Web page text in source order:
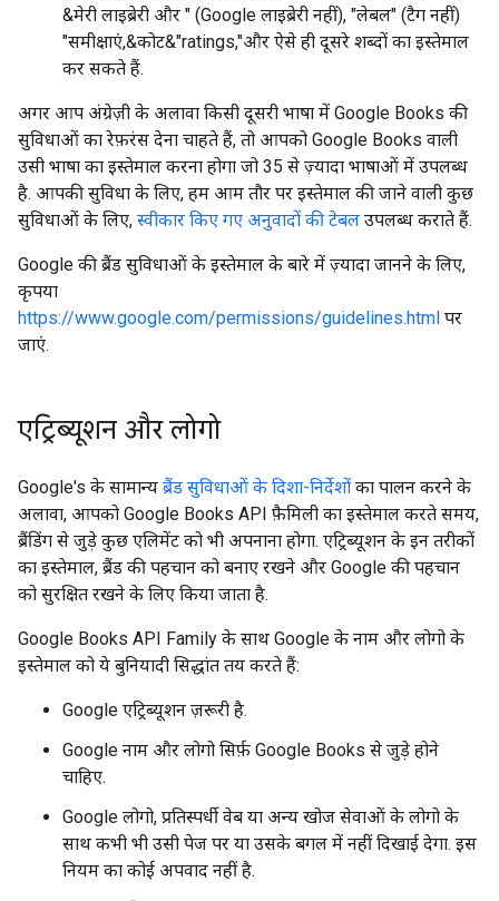
&मेरी लाइब्रेरी और " (Google लाइब्रेरी नहीं), "लेबल" (टैग नहीं)
"समीक्षाएं,&कोट&"ratings,"और ऐसे ही दूसरे शब्दों का इस्तेमाल
कर सकते हैं.
अगर आप अंग्रेज़ी के अलावा किसी दूसरी भाषा में Google Books की
सुविधाओं का रेफ़रंस देना चाहते हैं, तो आपको Google Books वाली
उसी भाषा का इस्तेमाल करना होगा जो 35 से ज़्यादा भाषाओं में उपलब्ध
है. आपकी सुविधा के लिए, हम आम तौर पर इस्तेमाल की जाने वाली कुछ
सुविधाओं के लिए, स्वीकार किए गए अनुवादों की टेबल उपलब्ध कराते हैं.
Google की ब्रैंड सुविधाओं के इस्तेमाल के बारे में ज़्यादा जानने के लिए,
कृपया
https://www.google.com/permissions/guidelines.html पर
जाएं.
एट्रिब्यूशन और लोगो
Google's के सामान्य ब्रैंड सुविधाओं के दिशा-निर्देशों का पालन करने के
अलावा, आपको Google Books API फ़ैमिली का इस्तेमाल करते समय,
ब्रैंडिंग से जुड़े कुछ एलिमेंट को भी अपनाना होगा. एट्रिब्यूशन के इन तरीकों
का इस्तेमाल, ब्रैंड की पहचान को बनाए रखने और Google की पहचान
को सुरक्षित रखने के लिए किया जाता है.
Google Books API Family के साथ Google के नाम और लोगो के
इस्तेमाल को ये बुनियादी सिद्धांत तय करते हैं:
Google एट्रिब्यूशन ज़रूरी है.
Google नाम और लोगो सिर्फ़ Google Books से जुड़े होने
चाहिए.
Google लोगो, प्रतिस्पर्धी वेब या अन्य खोज सेवाओं के लोगो के
साथ कभी भी उसी पेज पर या उसके बगल में नहीं दिखाई देगा. इस
नियम का कोई अपवाद नहीं है.